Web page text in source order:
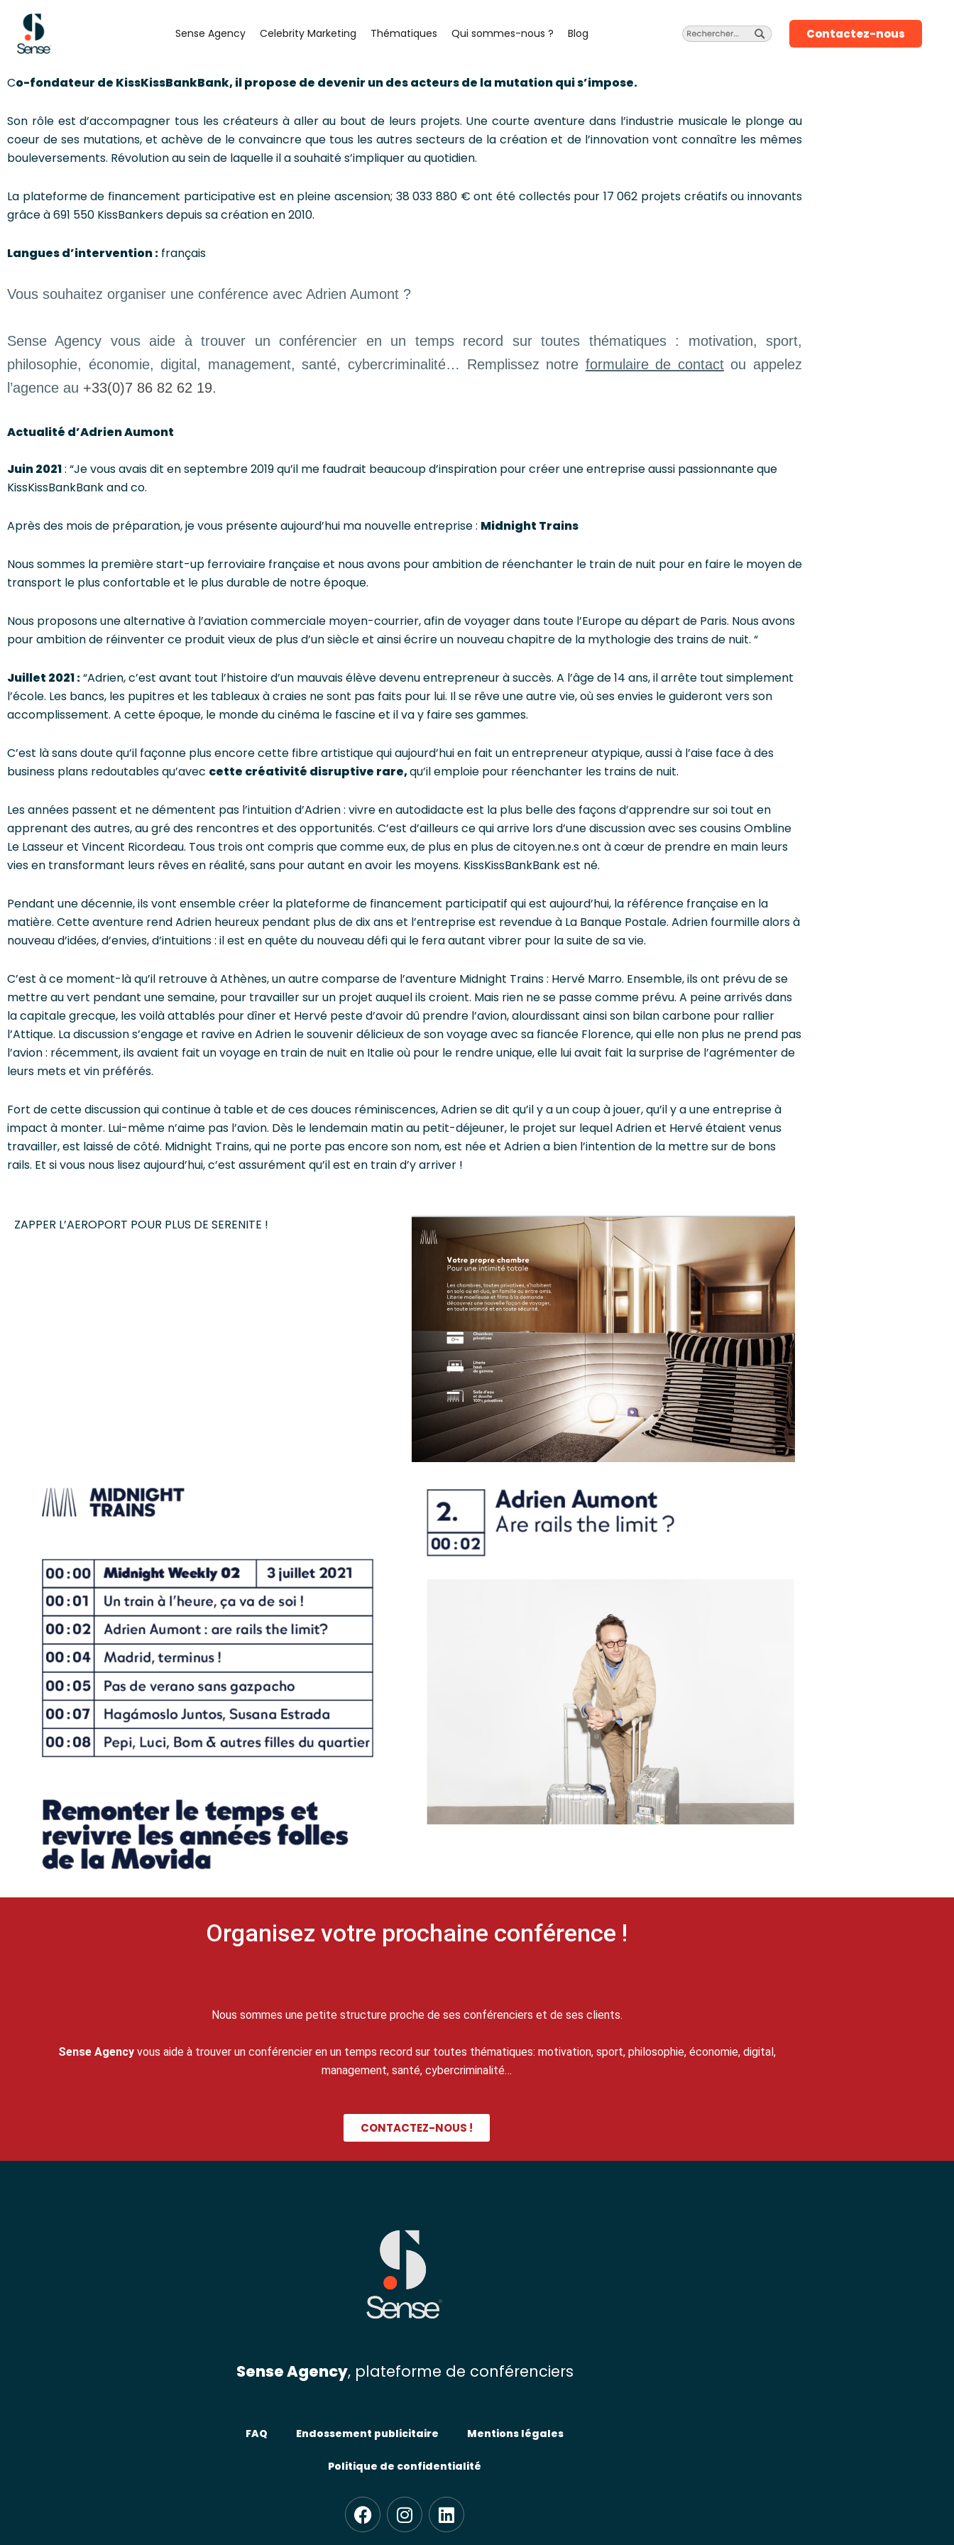
contenu
Sense Agency Celebrity Marketing Thématiques Qui sommes-nous ? Blog Contactez-nous
Co-fondateur de KissKissBankBank, il propose de devenir un des acteurs de la mutation qui s’impose.
Son rôle est d’accompagner tous les créateurs à aller au bout de leurs projets. Une courte aventure dans l’industrie musicale le plonge au
coeur de ses mutations, et achève de le convaincre que tous les autres secteurs de la création et de l’innovation vont connaître les mêmes
bouleversements. Révolution au sein de laquelle il a souhaité s’impliquer au quotidien.
La plateforme de financement participative est en pleine ascension; 38 033 880 € ont été collectés pour 17 062 projets créatifs ou innovants
grâce à 691 550 KissBankers depuis sa création en 2010.
Langues d’intervention : français
Vous souhaitez organiser une conférence avec Adrien Aumont ?
Sense Agency vous aide à trouver un conférencier en un temps record sur toutes thématiques : motivation, sport,
philosophie, économie, digital, management, santé, cybercriminalité… Remplissez notre formulaire de contactou appelez
l’agence au +33(0)7 86 82 62 19.
Actualité d’Adrien Aumont
Juin 2021: “Je vous avais dit en septembre 2019 qu’il me faudrait beaucoup d’inspiration pour créer une entreprise aussi passionnante que
KissKissBankBank and co.
Après des mois de préparation, je vous présente aujourd’hui ma nouvelle entreprise : Midnight Trains
Nous sommes la première start-up ferroviaire française et nous avons pour ambition de réenchanter le train de nuit pour en faire le moyen de
transport le plus confortable et le plus durable de notre époque.
Nous proposons une alternative à l’aviation commerciale moyen-courrier, afin de voyager dans toute l’Europe au départ de Paris. Nous avons
pour ambition de réinventer ce produit vieux de plus d’un siècle et ainsi écrire un nouveau chapitre de la mythologie des trains de nuit. “
Juillet 2021 :“Adrien, c’est avant tout l’histoire d’un mauvais élève devenu entrepreneur à succès. A l’âge de 14 ans, il arrête tout simplement
l’école. Les bancs, les pupitres et les tableaux à craies ne sont pas faits pour lui. Il se rêve une autre vie, où ses envies le guideront vers son
accomplissement. A cette époque, le monde du cinéma le fascine et il va y faire ses gammes.
C’est là sans doute qu’il façonne plus encore cette fibre artistique qui aujourd’hui en fait un entrepreneur atypique, aussi à l’aise face à des
business plans redoutables qu’avec cette créativité disruptive rare,qu’il emploie pour réenchanter les trains de nuit.
Les années passent et ne démentent pas l’intuition d’Adrien : vivre en autodidacte est la plus belle des façons d’apprendre sur soi tout en
apprenant des autres, au gré des rencontres et des opportunités. C’est d’ailleurs ce qui arrive lors d’une discussion avec ses cousins Ombline
Le Lasseur et Vincent Ricordeau. Tous trois ont compris que comme eux, de plus en plus de citoyen.ne.s ont à cœur de prendre en main leurs
vies en transformant leurs rêves en réalité, sans pour autant en avoir les moyens. KissKissBankBank est né.
Pendant une décennie, ils vont ensemble créer la plateforme de financement participatif qui est aujourd’hui, la référence française en la
matière. Cette aventure rend Adrien heureux pendant plus de dix ans et l’entreprise est revendue à La Banque Postale. Adrien fourmille alors à
nouveau d’idées, d’envies, d’intuitions : il est en quête du nouveau défi qui le fera autant vibrer pour la suite de sa vie.
C’est à ce moment-là qu’il retrouve à Athènes, un autre comparse de l’aventure Midnight Trains : Hervé Marro. Ensemble, ils ont prévu de se
mettre au vert pendant une semaine, pour travailler sur un projet auquel ils croient. Mais rien ne se passe comme prévu. A peine arrivés dans
la capitale grecque, les voilà attablés pour dîner et Hervé peste d’avoir dû prendre l’avion, alourdissant ainsi son bilan carbone pour rallier
l’Attique. La discussion s’engage et ravive en Adrien le souvenir délicieux de son voyage avec sa fiancée Florence, qui elle non plus ne prend pas
l’avion : récemment, ils avaient fait un voyage en train de nuit en Italie où pour le rendre unique, elle lui avait fait la surprise de l’agrémenter de
leurs mets et vin préférés.
Fort de cette discussion qui continue à table et de ces douces réminiscences, Adrien se dit qu’il y a un coup à jouer, qu’il y a une entreprise à
impact à monter. Lui-même n’aime pas l’avion. Dès le lendemain matin au petit-déjeuner, le projet sur lequel Adrien et Hervé étaient venus
travailler, est laissé de côté. Midnight Trains, qui ne porte pas encore son nom, est née et Adrien a bien l’intention de la mettre sur de bons
rails. Et si vous nous lisez aujourd’hui, c’est assurément qu’il est en train d’y arriver !
ZAPPER L’AEROPORT POUR PLUS DE SERENITE !
Organisez votre prochaine conférence !
Nous sommes une petite structure proche de ses conférenciers et de ses clients.
Sense Agencyvous aide à trouver un conférencier en un temps record sur toutes thématiques: motivation, sport, philosophie, économie, digital,
management, santé, cybercriminalité…
CONTACTEZ-NOUS !
Sense Agency, plateforme de conférenciers
FAQ Endossement publicitaire Mentions légales
Politique de confidentialité
F
a
I
n
L
i